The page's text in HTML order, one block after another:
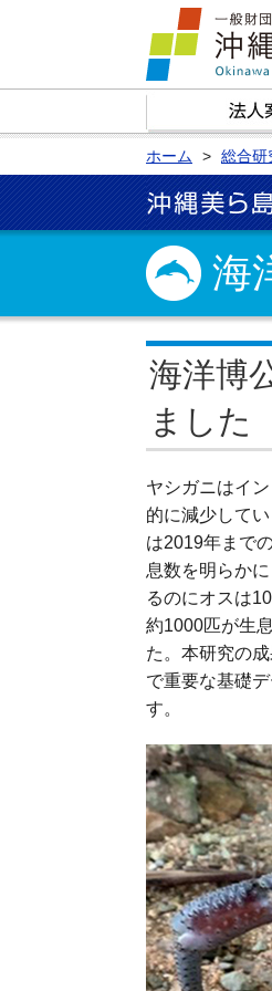
ホーム 総合研
海
海洋博
ました
ヤシガニはイ
的に減少して
は2019年まで
息数を明らか
るのにオスは
約1000匹が生
た。本研究の
で重要な基礎
す。